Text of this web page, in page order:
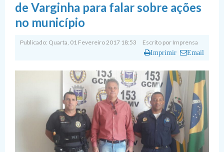
de Varginha para falar sobre ações
no município
Publicado: Quarta, 01 Fevereiro 2017 18:53 Escrito por Imprensa
Imprimir Email